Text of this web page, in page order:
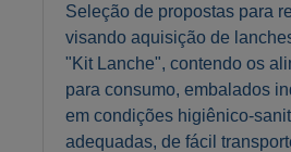
Seleção de propostas para
visando aquisição de
"Kit Lanche", contendo os
para consumo, embalados
em condições higiênico-
adequadas, de fácil